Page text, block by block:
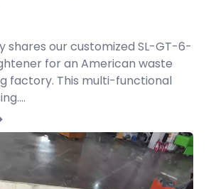
shares our customized SL-GT-6-
for an American waste
factory. This multi-functional